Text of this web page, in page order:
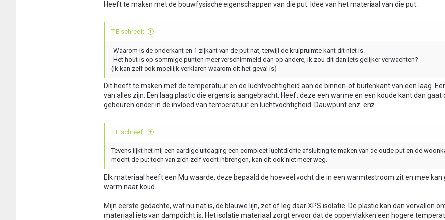
Heeft te maken met de bouwfysische eigenschappen van die put. Idee van het materiaal van die put.
T.E schreef:
-Waarom is de onderkant en 1 zijkant van de put nat, terwijl de kruipruimte kant dit niet is.
-Het hout is op sommige punten meer verschimmeld dan op andere, ik zou dit dan iets gelijker verwachten?
(Ik kan zelf ook moeilijk verklaren waarom dit het geval is)
Dit heeft te maken met de temperatuur en de luchtvochtigheid aan de binnen-of buitenkant van een laag.
van alles zijn. Een laag plastic die ergens is aangebracht. Heeft deze een warme en een koude kant dan gaat
gebeuren onder in de invloed van temperatuur en luchtvochtigheid. Dauwpunt enz. enz.
T.E schreef:
Tevens lijkt het mij een aardige uitdaging een compleet luchtdichte afsluiting te maken van de oude put en de
mocht de put toch van zich zelf vocht inbrengen, kan dit ook niet meer weg.
Elk materiaal heeft een Mu waarde, deze bepaald de hoeveel vocht die in een warmtestroom zit en mee kan
warm naar koud.
Mijn eerste gedachte, wat nu nat is, de blauwe lijn, zet of leg daar XPS isolatie. De plastic kan dan vervallen
materiaal iets van dampdicht is. Het isolatie materiaal zorgt ervoor dat de oppervlakken een hogere